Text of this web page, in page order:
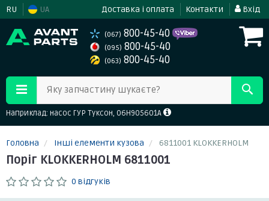
RU UA Доставка і оплата Контакти Вхід
(067) 800-45-40
(095) 800-45-40
(063) 800-45-40
Яку запчастину шукаєте?
Наприклад: насос ГУР Туксон, 06H905601A
Головна Інші елементи кузова 6811001 KLOKKERHOLM
Поріг KLOKKERHOLM 6811001
0 відгуків